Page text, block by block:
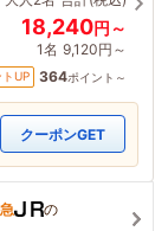
18,240円～
1名 9,120円～
UP 364ポイント～
クーポンGET
の